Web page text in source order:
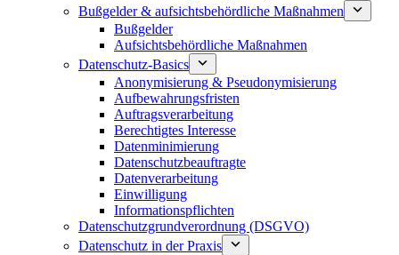
Bußgelder & aufsichtsbehördliche Maßnahmen
Bußgelder
Aufsichtsbehördliche Maßnahmen
Datenschutz-Basics
Anonymisierung & Pseudonymisierung
Aufbewahrungsfristen
Auftragsverarbeitung
Berechtigtes Interesse
Datenminimierung
Datenschutzbeauftragte
Datenverarbeitung
Einwilligung
Informationspflichten
Datenschutzgrundverordnung (DSGVO)
Datenschutz in der Praxis